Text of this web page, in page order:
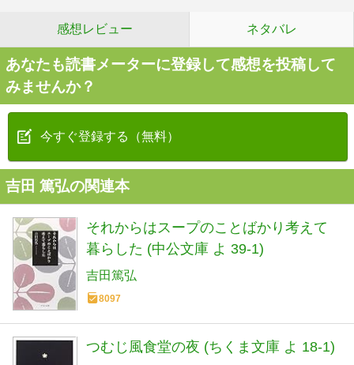
感想レビュー ネタバレ
あなたも読書メーターに登録して感想を投稿して
みませんか？
今すぐ登録する（無料）
吉田 篤弘の関連本
それからはスープのことばかり考えて
暮らした (中公文庫 よ 39-1)
吉田篤弘
8097
つむじ風食堂の夜 (ちくま文庫 よ 18-1)